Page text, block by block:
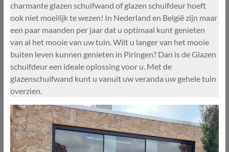
charmante glazen schuifwand of glazen schuifdeur hoeft
ook niet moeilijk te wezen! In Nederland en België zijn maar
een paar maanden per jaar dat u optimaal kunt genieten
van al het mooie van uw tuin. Wilt u langer van het mooie
buiten leven kunnen genieten in Piringen? Dan is de Glazen
schuifdeur een ideale oplossing voor u. Met de
glazenschuifwand kunt u vanuit uw veranda uw gehele tuin
overzien.